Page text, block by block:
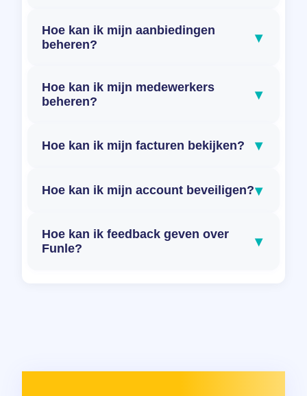
Hoe kan ik mijn aanbiedingen
beheren?
▾
Hoe kan ik mijn medewerkers
beheren?
▾
Hoe kan ik mijn facturen bekijken? ▾
Hoe kan ik mijn account beveiligen?▾
Hoe kan ik feedback geven over
Funle?
▾